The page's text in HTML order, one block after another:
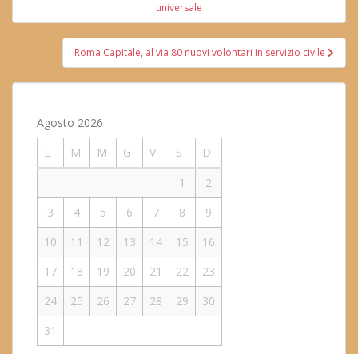
universale
Roma Capitale, al via 80 nuovi volontari in servizio civile
Agosto 2026
L
M M G V S
D
1
2
3
4 5 6 7 8
9
10
11 12 13 14 15
16
17
18 19 20 21 22
23
24
25 26 27 28 29
30
31